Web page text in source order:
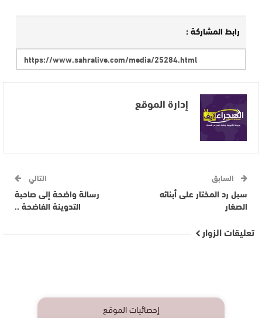
رابط المشاركة :
إدارة الموقع
السابق
سبل رد المختار على أبنائه
الصغار
التالي
رسالة واضحة إلى صاحبة
التدوينة الفاضحة ..
تعليقات الزوار
إحصائيات الموقع